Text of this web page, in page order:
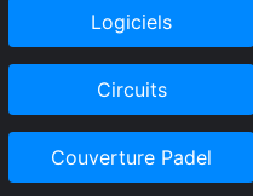
Logiciels
Circuits
Couverture Padel